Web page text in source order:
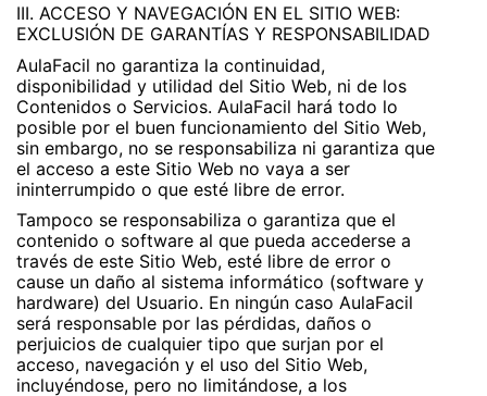
III. ACCESO Y NAVEGACIÓN EN EL SITIO WEB:
EXCLUSIÓN DE GARANTÍAS Y RESPONSABILIDAD
AulaFacil no garantiza la continuidad,
disponibilidad y utilidad del Sitio Web, ni de los
Contenidos o Servicios. AulaFacil hará todo lo
posible por el buen funcionamiento del Sitio Web,
sin embargo, no se responsabiliza ni garantiza que
el acceso a este Sitio Web no vaya a ser
ininterrumpido o que esté libre de error.
Tampoco se responsabiliza o garantiza que el
contenido o software al que pueda accederse a
través de este Sitio Web, esté libre de error o
cause un daño al sistema informático (software y
hardware) del Usuario. En ningún caso AulaFacil
será responsable por las pérdidas, daños o
perjuicios de cualquier tipo que surjan por el
acceso, navegación y el uso del Sitio Web,
incluyéndose, pero no limitándose, a los